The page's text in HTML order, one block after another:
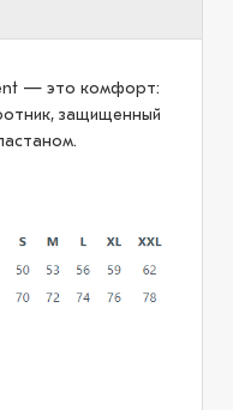
— это комфорт:
защищенный